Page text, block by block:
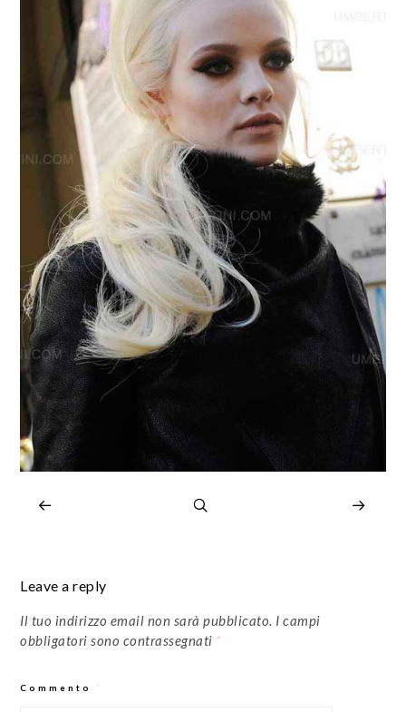
Leave a reply
Il tuo indirizzo email non sarà pubblicato. I campi
obbligatori sono contrassegnati *
Commento *